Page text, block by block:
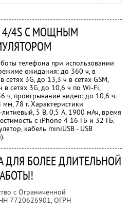
4/4S С МОЩНЫМ
телефона при использовании
ожидания: до 360 ч, в
3G, до 13,3 ч в сетях GSM,
в сетях 3G, до 10,6 ч по Wi-Fi,
ч, проигрывание видео: до 10,6 ч.
78 г. Характеристики
5 В, 0,5 А, 1900 мАч, время
с iPhone 4 16 ГБ и 32 ГБ.
кабель miniUSB - USB
ДЛЯ БОЛЕЕ ДЛИТЕЛЬНОЙ
с Ограниченной
7720626901, ОГРН